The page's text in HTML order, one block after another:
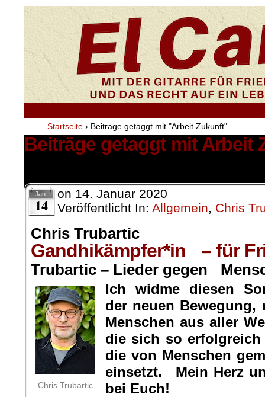
Startseite › Beiträge getaggt mit "Arbeit Zukunft"
Beiträge getaggt mit Arbeit
Jan.
14
on 14. Januar 2020
Veröffentlicht In: Allgemein, Chris
Chris Trubartic
Gandhikämpfer*in – für
Trubartic – Lieder gegen
Chris Trubartic
Ich widme diesen
der neuen
Menschen aus aller
die sich so
die von Menschen
einsetzt. Mein Herz
bei Euch!